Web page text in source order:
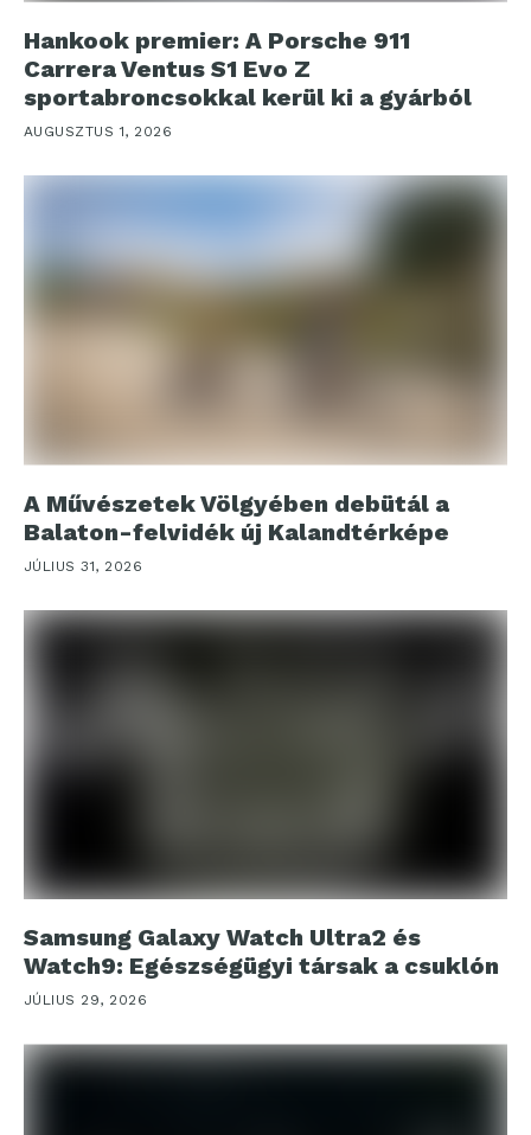
Hankook premier: A Porsche 911
Carrera Ventus S1 Evo Z
sportabroncsokkal kerül ki a gyárból
AUGUSZTUS 1, 2026
A Művészetek Völgyében debütál a
Balaton-felvidék új Kalandtérképe
JÚLIUS 31, 2026
Samsung Galaxy Watch Ultra2 és
Watch9: Egészségügyi társak a csuklón
JÚLIUS 29, 2026